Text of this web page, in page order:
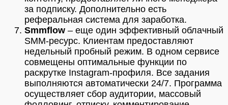
за подписку. Дополнительно есть
реферальная система для заработка.
Smmflow – еще один эффективный облачный
SMM-ресурс. Клиентам предоставляют
недельный пробный режим. В одном сервисе
совмещены оптимальные функции по
раскрутке Instagram-профиля. Все задания
выполняются автоматически 24/7. Программа
осуществляет сбор аудитории, массовый